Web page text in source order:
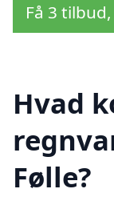
Få 3
Hvad
Følle?